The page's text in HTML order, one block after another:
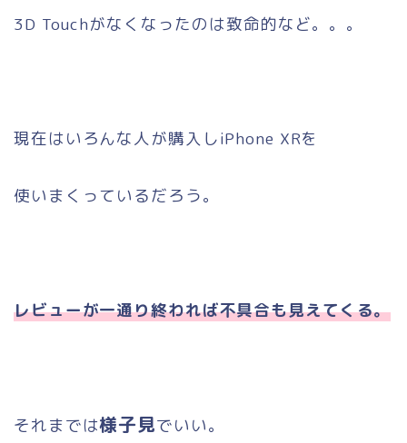
3D Touchがなくなったのは致命的など。。。
現在はいろんな人が購入しiPhone XRを
使いまくっているだろう。
レビューが一通り終われば不具合も見えてくる。
それまでは様子見でいい。